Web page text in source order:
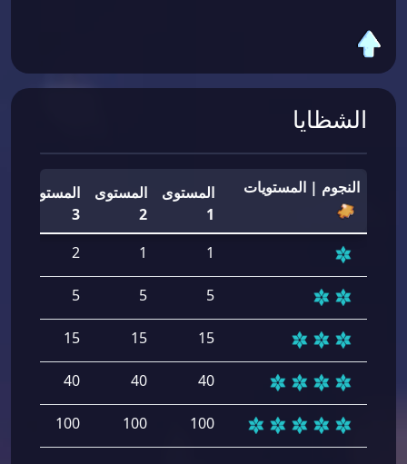
الشظايا
النجوم | المستويات
المستوى
1
المستوى
2
المستوى
3
1
1
2
5
5
5
15
15
15
40
40
40
100
100
100